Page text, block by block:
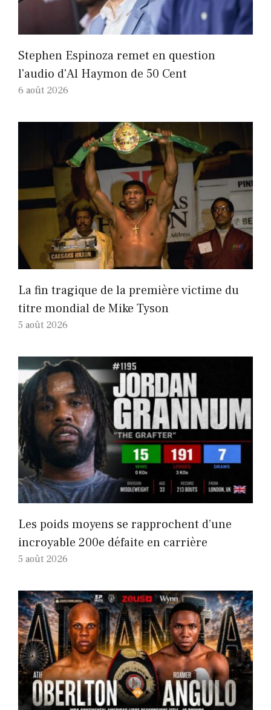
Stephen Espinoza remet en question
l'audio d'Al Haymon de 50 Cent
6 août 2026
La fin tragique de la première victime du
titre mondial de Mike Tyson
5 août 2026
Les poids moyens se rapprochent d’une
incroyable 200e défaite en carrière
5 août 2026